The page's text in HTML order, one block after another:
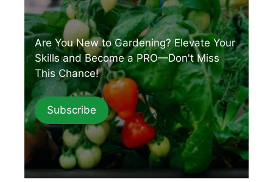
Are You New to Gardening? Elevate Your
Skills and Become a PRO—Don't Miss
This Chance!
Subscribe